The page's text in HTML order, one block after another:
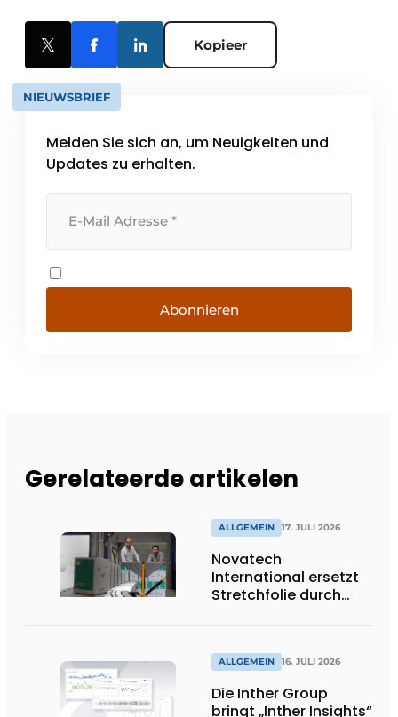
Kopieer
NIEUWSBRIEF
Melden Sie sich an, um Neuigkeiten und
Updates zu erhalten.
Abonnieren
Gerelateerde artikelen
ALLGEMEIN 17. JULI 2026
Novatech
International ersetzt
Stretchfolie durch
return2sender
ALLGEMEIN 16. JULI 2026
Die Inther Group
bringt „Inther Insights“